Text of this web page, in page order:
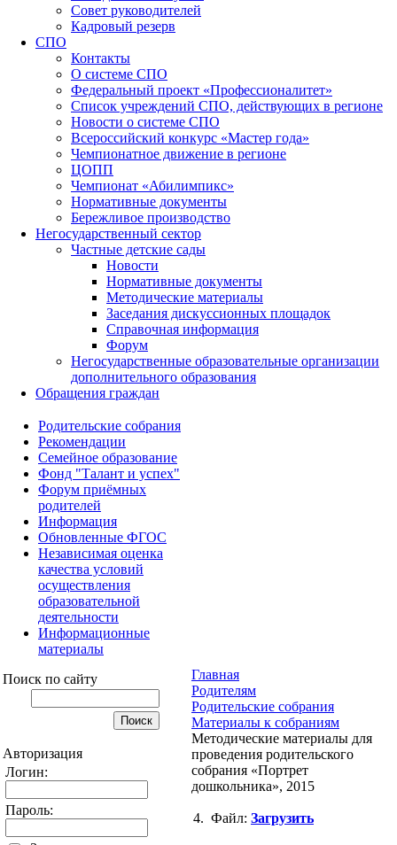
Совет руководителей
Кадровый резерв
СПО
Контакты
О системе СПО
Федеральный проект «Профессионалитет»
Список учреждений СПО, действующих в регионе
Новости о системе СПО
Всероссийский конкурс «Мастер года»
Чемпионатное движение в регионе
ЦОПП
Чемпионат «Абилимпикс»
Нормативные документы
Бережливое производство
Негосударственный сектор
Частные детские сады
Новости
Нормативные документы
Методические материалы
Заседания дискуссионных площадок
Справочная информация
Форум
Негосударственные образовательные организации
дополнительного образования
Обращения граждан
Родительские собрания
Рекомендации
Семейное образование
Фонд "Талант и успех"
Форум приёмных
родителей
Информация
Обновленные ФГОС
Независимая оценка
качества условий
осуществления
образовательной
деятельности
Информационные
материалы
Поиск по сайту
Авторизация
Логин:
Пароль:
Главная
Родителям
Родительские собрания
Материалы к собраниям
Методические материалы для
проведения родительского
собрания «Портрет
дошкольника», 2015
Файл: Загрузить